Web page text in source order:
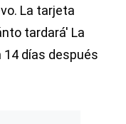
La tarjeta
tardará' La
días después